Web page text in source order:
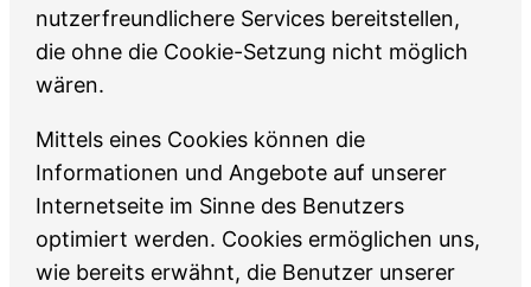
nutzerfreundlichere Services bereitstellen,
die ohne die Cookie-Setzung nicht möglich
wären.
Mittels eines Cookies können die
Informationen und Angebote auf unserer
Internetseite im Sinne des Benutzers
optimiert werden. Cookies ermöglichen uns,
wie bereits erwähnt, die Benutzer unserer